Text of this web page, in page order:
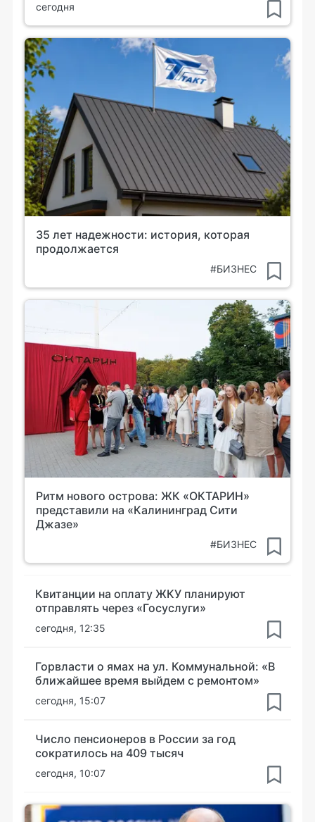
сегодня
35 лет надежности: история, которая
продолжается
#БИЗНЕС
Ритм нового острова: ЖК «ОКТАРИН»
представили на «Калининград Сити
Джазе»
#БИЗНЕС
Квитанции на оплату ЖКУ планируют
отправлять через «Госуслуги»
сегодня, 12:35
Горвласти о ямах на ул. Коммунальной: «В
ближайшее время выйдем с ремонтом»
сегодня, 15:07
Число пенсионеров в России за год
сократилось на 409 тысяч
сегодня, 10:07